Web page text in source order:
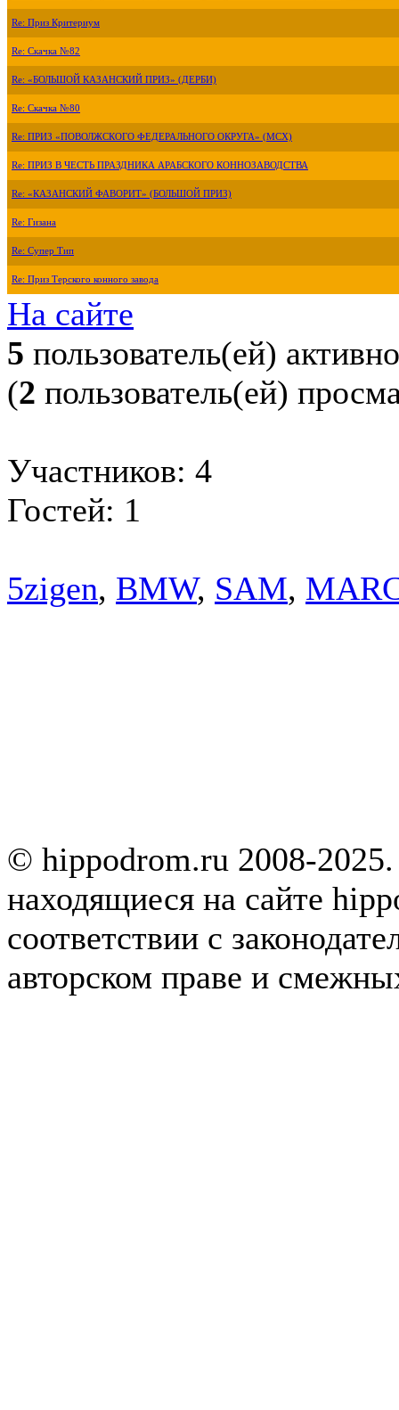
Re: Приз Критериум
Re: Скачка №82
Re: «БОЛЬШОЙ КАЗАНСКИЙ ПРИЗ» (ДЕРБИ)
Re: Скачка №80
Re: ПРИЗ «ПОВОЛЖСКОГО ФЕДЕРАЛЬНОГО ОКРУГА» (МСХ)
Re: ПРИЗ В ЧЕСТЬ ПРАЗДНИКА АРАБСКОГО КОННОЗАВОДСТВА
Re: «КАЗАНСКИЙ ФАВОРИТ» (БОЛЬШОЙ ПРИЗ)
Re: Гизана
Re: Супер Тип
Re: Приз Терского конного завода
На сайте
5 пользователь(ей) активно
(2 пользователь(ей)
Участников: 4
Гостей: 1
5zigen, BMW, SAM,
© hippodrom.ru 2008-
находящиеся на сайте
соответствии с
авторском праве и